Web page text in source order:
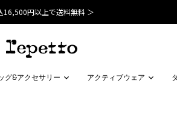
16,500円以上で送料無料 ＞
グ&アクセサリー アクティブウェア